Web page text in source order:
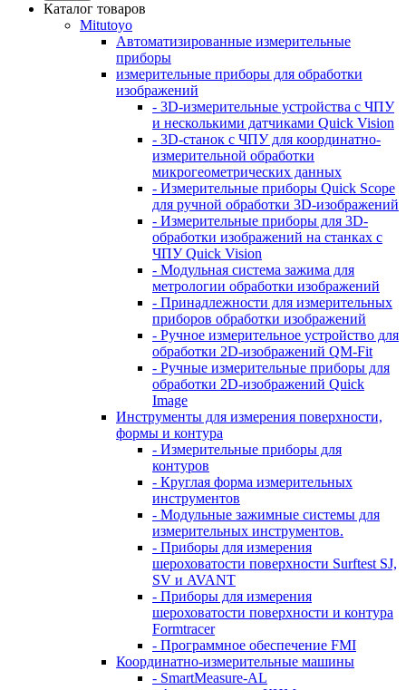
Каталог товаров
Mitutoyo
Автоматизированные измерительные
приборы
измерительные приборы для обработки
изображений
- 3D-измерительные устройства с ЧПУ
и несколькими датчиками Quick Vision
- 3D-станок с ЧПУ для координатно-
измерительной обработки
микрогеометрических данных
- Измерительные приборы Quick Scope
для ручной обработки 3D-изображений
- Измерительные приборы для 3D-
обработки изображений на станках с
ЧПУ Quick Vision
- Модульная система зажима для
метрологии обработки изображений
- Принадлежности для измерительных
приборов обработки изображений
- Ручное измерительное устройство для
обработки 2D-изображений QM-Fit
- Ручные измерительные приборы для
обработки 2D-изображений Quick
Image
Инструменты для измерения поверхности,
формы и контура
- Измерительные приборы для
контуров
- Круглая форма измерительных
инструментов
- Модульные зажимные системы для
измерительных инструментов.
- Приборы для измерения
шероховатости поверхности Surftest SJ,
SV и AVANT
- Приборы для измерения
шероховатости поверхности и контура
Formtracer
- Программное обеспечение FMI
Координатно-измерительные машины
- SmartMeasure-AL